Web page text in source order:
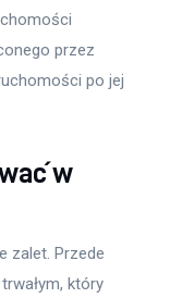
przez
po jej
w
zalet. Przede
który